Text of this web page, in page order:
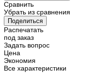
Сравнить
Убрать из сравнения
Поделиться
Распечатать
под заказ
Задать вопрос
Цена
Экономия
Все характеристики